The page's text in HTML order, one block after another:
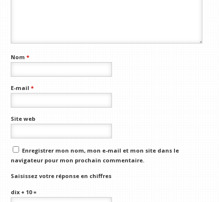
Nom*
E-mail*
Site web
Enregistrer mon nom, mon e-mail et mon site dans le
navigateur pour mon prochain commentaire.
Saisissez votre réponse en chiffres
dix + 10 =